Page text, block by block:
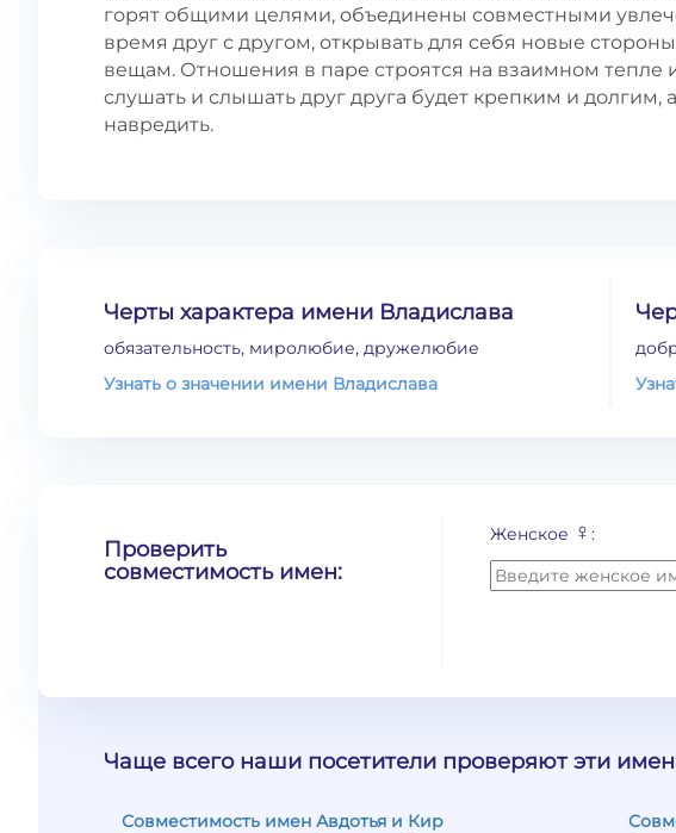
горят общими целями, объединены совместными
время друг с другом, открывать для себя новые
вещам. Отношения в паре строятся на взаимном
слушать и слышать друг друга будет крепким и
навредить.
Черты характера имени Владислава
обязательность, миролюбие, дружелюбие
Узнать о значении имени Владислава
Проверить
совместимость имен:
Женское ♀:
Чаще всего наши посетители проверяют эти
Совместимость имен Авдотья и Кир